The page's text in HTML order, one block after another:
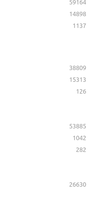
59164
14898
1137
38809
15313
126
53885
1042
282
26630